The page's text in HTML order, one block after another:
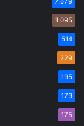
1.095
514
229
195
179
175